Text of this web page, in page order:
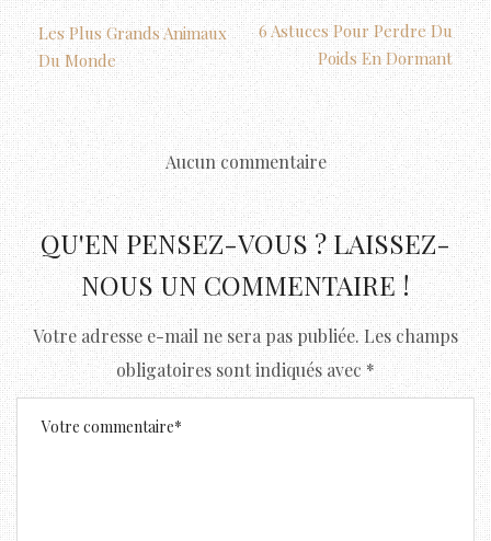
Les Plus Grands Animaux
Du Monde
6 Astuces Pour Perdre Du
Poids En Dormant
Aucun commentaire
QU'EN PENSEZ-VOUS ? LAISSEZ-
NOUS UN COMMENTAIRE !
Votre adresse e-mail ne sera pas publiée. Les champs
obligatoires sont indiqués avec*